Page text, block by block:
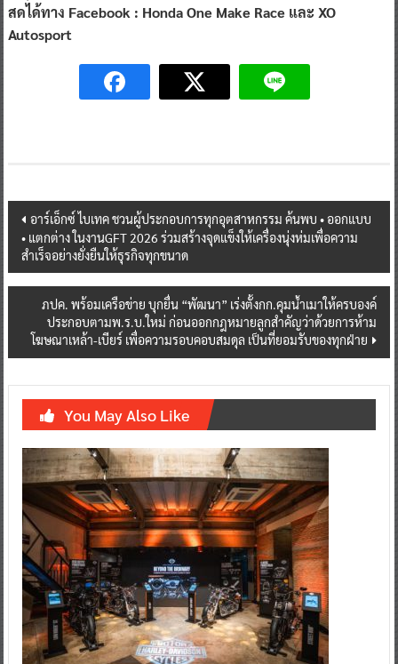
สดได้ทาง Facebook : Honda One Make Race และ XO
Autosport
Post
navigation
อาร์เอ็กซ์ ไบเทค ชวนผู้ประกอบการทุกอุตสาหกรรม ค้นพบ • ออกแบบ
• แตกต่าง ในงานGFT 2026 ร่วมสร้างจุดแข็งให้เครื่องนุ่งห่มเพื่อความ
สำเร็จอย่างยั่งยืนให้ธุรกิจทุกขนาด
ภปค. พร้อมเครือข่าย บุกยื่น “พัฒนา” เร่งตั้งกก.คุมน้ำเมาให้ครบองค์
ประกอบตามพ.ร.บ.ใหม่ ก่อนออกกฎหมายลูกสำคัญว่าด้วยการห้าม
โฆษณาเหล้า-เบียร์ เพื่อความรอบคอบสมดุล เป็นที่ยอมรับของทุกฝ่าย
You May Also Like